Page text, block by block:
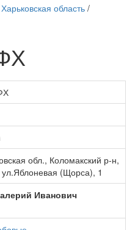
Харьковская область /
обл., Коломакский р-н,
ул.Яблоневая (Щорса), 1
Иванович